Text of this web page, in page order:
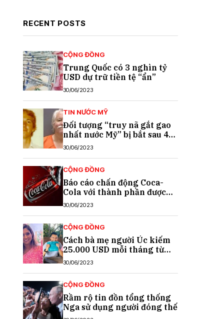
RECENT POSTS
CỘNG ĐỒNG
Trung Quốc có 3 nghìn tỷ
USD dự trữ tiền tệ “ẩn”
30/06/2023
TIN NƯỚC MỸ
Đối tượng “truy nã gắt gao
nhất nước Mỹ” bị bắt sau 40
năm trốn chạy
30/06/2023
CỘNG ĐỒNG
Báo cáo chấn động Coca-
Cola với thành phần được
cho là chất gây ung thư
30/06/2023
CỘNG ĐỒNG
Cách bà mẹ người Úc kiếm
25.000 USD mỗi tháng từ
TikTok
30/06/2023
CỘNG ĐỒNG
Rầm rộ tin đồn tổng thống
Nga sử dụng người đóng thế